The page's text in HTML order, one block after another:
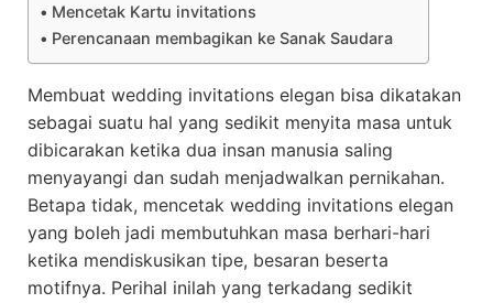
Mencetak Kartu invitations
Perencanaan membagikan ke Sanak Saudara
Membuat wedding invitations elegan bisa dikatakan
sebagai suatu hal yang sedikit menyita masa untuk
dibicarakan ketika dua insan manusia saling
menyayangi dan sudah menjadwalkan pernikahan.
Betapa tidak, mencetak wedding invitations elegan
yang boleh jadi membutuhkan masa berhari-hari
ketika mendiskusikan tipe, besaran beserta
motifnya. Perihal inilah yang terkadang sedikit